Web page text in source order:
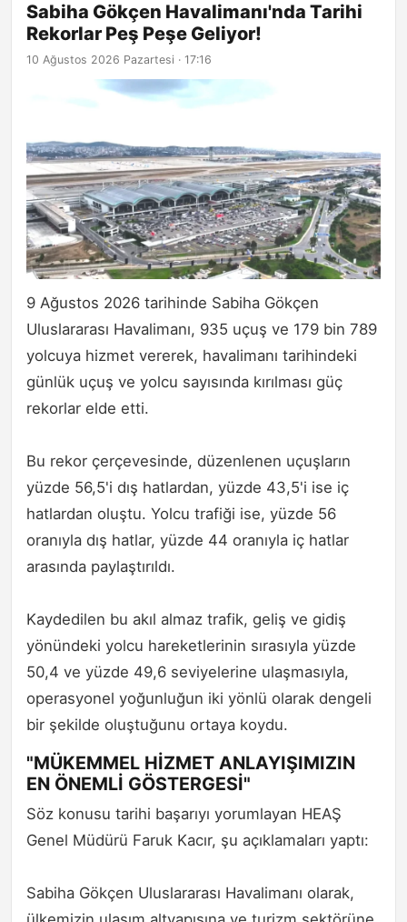
Sabiha Gökçen Havalimanı'nda Tarihi
Rekorlar Peş Peşe Geliyor!
10 Ağustos 2026 Pazartesi · 17:16
9 Ağustos 2026 tarihinde Sabiha Gökçen
Uluslararası Havalimanı, 935 uçuş ve 179 bin 789
yolcuya hizmet vererek, havalimanı tarihindeki
günlük uçuş ve yolcu sayısında kırılması güç
rekorlar elde etti.
Bu rekor çerçevesinde, düzenlenen uçuşların
yüzde 56,5'i dış hatlardan, yüzde 43,5'i ise iç
hatlardan oluştu. Yolcu trafiği ise, yüzde 56
oranıyla dış hatlar, yüzde 44 oranıyla iç hatlar
arasında paylaştırıldı.
Kaydedilen bu akıl almaz trafik, geliş ve gidiş
yönündeki yolcu hareketlerinin sırasıyla yüzde
50,4 ve yüzde 49,6 seviyelerine ulaşmasıyla,
operasyonel yoğunluğun iki yönlü olarak dengeli
bir şekilde oluştuğunu ortaya koydu.
"MÜKEMMEL HİZMET ANLAYIŞIMIZIN
EN ÖNEMLİ GÖSTERGESİ"
Söz konusu tarihi başarıyı yorumlayan HEAŞ
Genel Müdürü Faruk Kacır, şu açıklamaları yaptı:
Sabiha Gökçen Uluslararası Havalimanı olarak,